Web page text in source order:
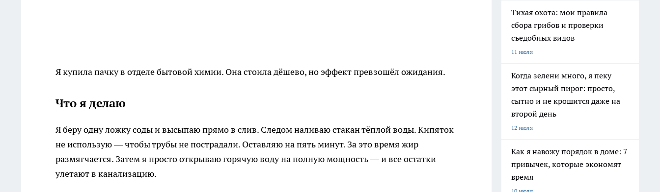
Я купила пачку в отделе бытовой химии. Она стоила дёшево, но эффект превзошёл ожидания.
Что я делаю
Я беру одну ложку соды и высыпаю прямо в слив. Следом наливаю стакан тёплой воды. Кипяток
не использую — чтобы трубы не пострадали. Оставляю на пять минут. За это время жир
размягчается. Затем я просто открываю горячую воду на полную мощность — и все остатки
улетают в канализацию.
Тихая охота: мои правила
сбора грибов и проверки
съедобных видов
11 июля
Когда зелени много, я пеку
этот сырный пирог: просто,
сытно и не крошится даже на
второй день
12 июля
Как я навожу порядок в доме: 7
привычек, которые экономят
время